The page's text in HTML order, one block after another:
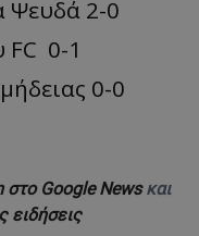
Ψευδά 2-0
0-1
0-0
στο Google Newsκαι
ειδήσεις